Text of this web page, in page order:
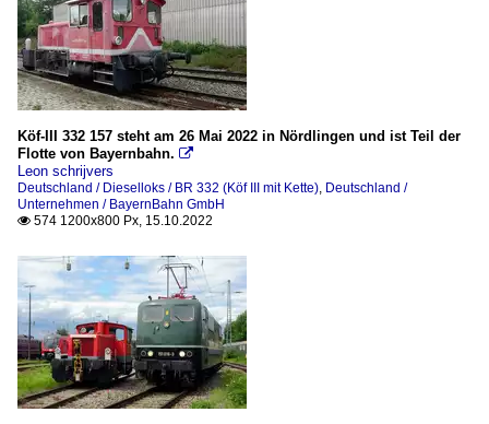
Köf-III 332 157 steht am 26 Mai 2022 in Nördlingen und ist Teil der
Flotte von Bayernbahn. 
Leon schrijvers
Deutschland / Dieselloks / BR 332 (Köf III mit Kette), Deutschland /
Unternehmen / BayernBahn GmbH
 574 1200x800 Px, 15.10.2022